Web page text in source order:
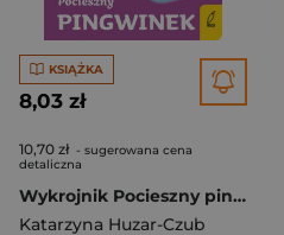
KSIĄŻKA
8,03 zł
10,70 zł - sugerowana cena
detaliczna
Wykrojnik Pocieszny pingwinek
Katarzyna Huzar-Czub